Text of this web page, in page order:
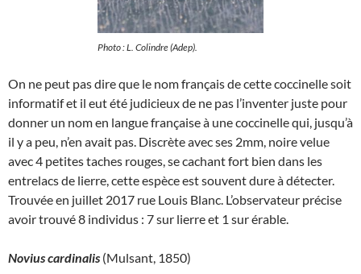
Photo : L. Colindre (Adep).
On ne peut pas dire que le nom français de cette coccinelle soit
informatif et il eut été judicieux de ne pas l’inventer juste pour
donner un nom en langue française à une coccinelle qui, jusqu’à
il y a peu, n’en avait pas. Discrète avec ses 2mm, noire velue
avec 4 petites taches rouges, se cachant fort bien dans les
entrelacs de lierre, cette espèce est souvent dure à détecter.
Trouvée en juillet 2017 rue Louis Blanc. L’observateur précise
avoir trouvé 8 individus : 7 sur lierre et 1 sur érable.
Novius cardinalis (Mulsant, 1850)